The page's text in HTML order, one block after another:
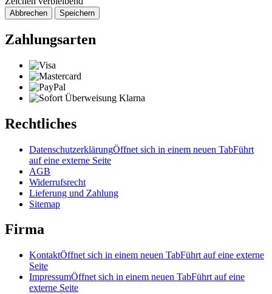
Abbrechen Speichern
Zahlungsarten
Rechtliches
DatenschutzerklärungÖffnet sich in einem neuen TabFührt
auf eine externe Seite
AGB
Widerrufsrecht
Lieferung und Zahlung
Sitemap
Firma
KontaktÖffnet sich in einem neuen TabFührt auf eine externe
Seite
ImpressumÖffnet sich in einem neuen TabFührt auf eine
externe Seite